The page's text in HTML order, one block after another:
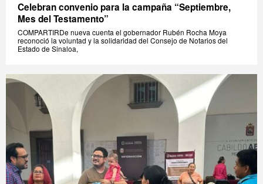
Celebran convenio para la campaña “Septiembre,
Mes del Testamento”
COMPARTIRDe nueva cuenta el gobernador Rubén Rocha Moya
reconoció la voluntad y la solidaridad del Consejo de Notarios del
Estado de Sinaloa,